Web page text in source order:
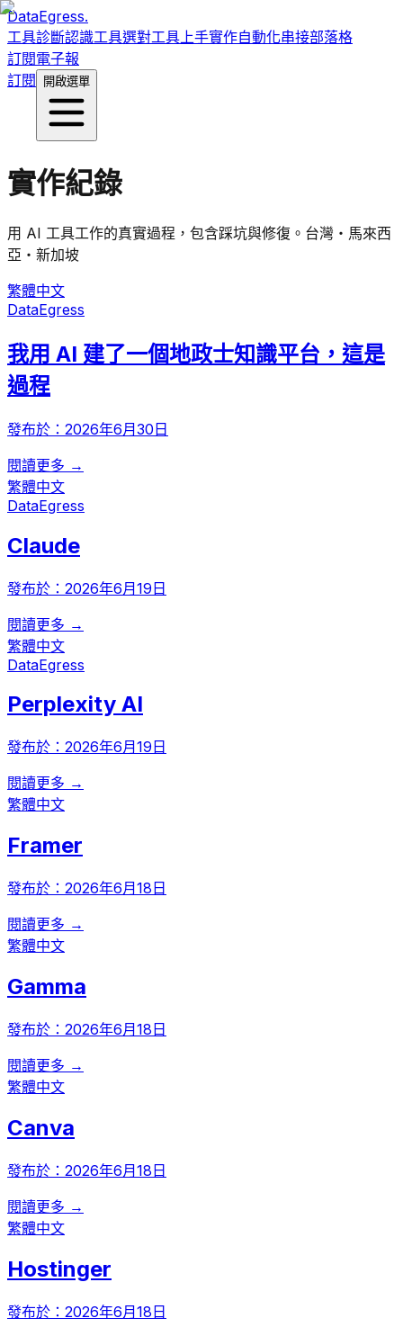
DataEgress.
工具診斷認識工具選對工具上手實作自動化串接部落格
訂閱電子報
訂閱
開啟選單
實作紀錄
用 AI 工具工作的真實過程，包含踩坑與修復。 台灣・馬來西
亞・新加坡
繁體中文
DataEgress
我用 AI 建了一個地政士知識平台，這是
過程
發布於： 2026年6月30日
閱讀更多 →
繁體中文
DataEgress
Claude
發布於： 2026年6月19日
閱讀更多 →
繁體中文
DataEgress
Perplexity AI
發布於： 2026年6月19日
閱讀更多 →
繁體中文
Framer
發布於： 2026年6月18日
閱讀更多 →
繁體中文
Gamma
發布於： 2026年6月18日
閱讀更多 →
繁體中文
Canva
發布於： 2026年6月18日
閱讀更多 →
繁體中文
Hostinger
發布於： 2026年6月18日